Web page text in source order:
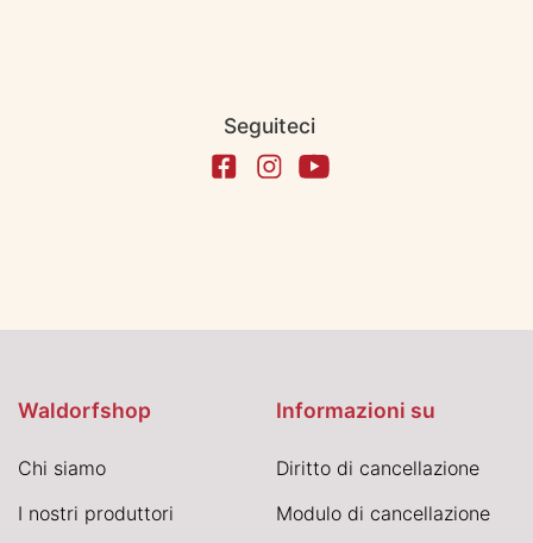
Seguiteci
Waldorfshop
Chi siamo
I nostri produttori
Informazioni su
Diritto di cancellazione
Modulo di cancellazione